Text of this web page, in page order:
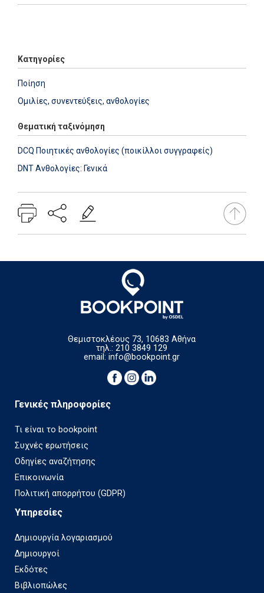
Κατηγορίες
Ποίηση
Ομιλίες, συνεντεύξεις, ανθολογίες
Θεματική ταξινόμηση
DCQ Ποιητικές ανθολογίες (ποικίλλοι συγγραφείς)
DNT Ανθολογίες: Γενικά
Θεμιστοκλέους 73, 10683 Αθήνα
τηλ.: 210 3849 129
email:info@bookpoint.gr
Γενικές πληροφορίες
Τι είναι το bookpoint
Συχνές ερωτήσεις
Οδηγίες αναζήτησης
Επικοινωνία
Πολιτική απορρήτου (GDPR)
Υπηρεσίες
Δημιουργία λογαριασμού
Δημιουργοί
Εκδότες
Βιβλιοπώλες